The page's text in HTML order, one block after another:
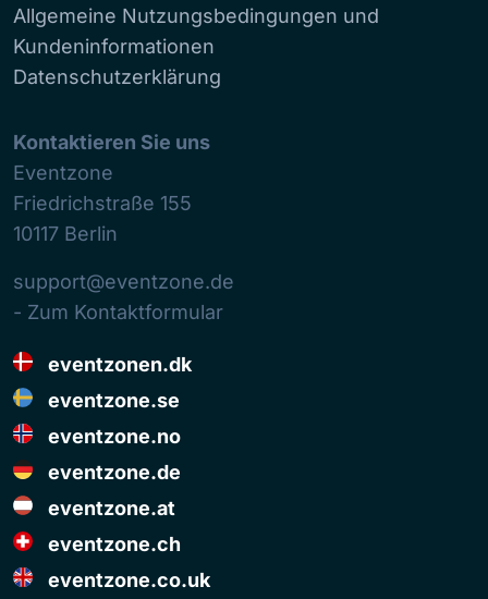
Allgemeine Nutzungsbedingungen und
Kundeninformationen
Datenschutzerklärung
Kontaktieren Sie uns
Eventzone
Friedrichstraße 155
10117 Berlin
support@eventzone.de
- Zum Kontaktformular
eventzonen.dk
eventzone.se
eventzone.no
eventzone.de
eventzone.at
eventzone.ch
eventzone.co.uk